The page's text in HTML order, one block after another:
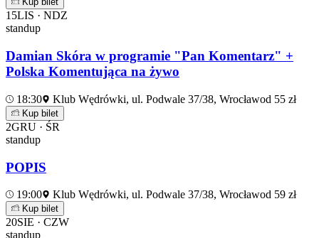
15LIS · NDZ
standup
Damian Skóra w programie "Pan Komentarz" +
Polska Komentująca na żywo
18:30 Klub Wędrówki, ul. Podwale 37/38, Wrocławod 55 zł
Kup bilet
2GRU · ŚR
standup
POPIS
19:00 Klub Wędrówki, ul. Podwale 37/38, Wrocławod 59 zł
Kup bilet
20SIE · CZW
standup